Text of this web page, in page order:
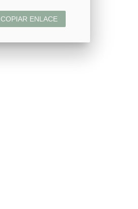
COPIAR ENLACE